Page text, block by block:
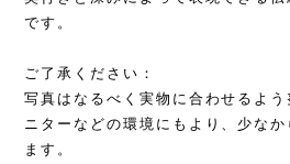
です。
ご了承ください：
写真はなるべく実物に合わせるよ
ニターなどの環境にもより、少な
ます。